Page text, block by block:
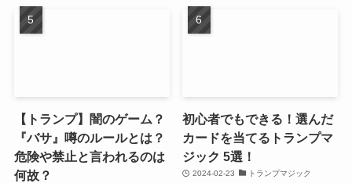
【トランプ】闇のゲーム？
『バサ』噂のルールとは？
危険や禁止と言われるのは
何故？
初心者でもできる！選んだ
カードを当てるトランプマ
ジック 5選！
2024-02-23 トランプマジック